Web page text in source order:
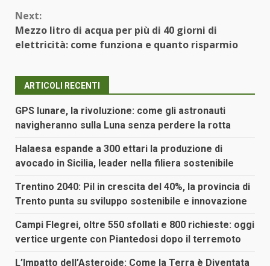
Next:
Mezzo litro di acqua per più di 40 giorni di
elettricità: come funziona e quanto risparmio
ARTICOLI RECENTI
GPS lunare, la rivoluzione: come gli astronauti
navigheranno sulla Luna senza perdere la rotta
Halaesa espande a 300 ettari la produzione di
avocado in Sicilia, leader nella filiera sostenibile
Trentino 2040: Pil in crescita del 40%, la provincia di
Trento punta su sviluppo sostenibile e innovazione
Campi Flegrei, oltre 550 sfollati e 800 richieste: oggi
vertice urgente con Piantedosi dopo il terremoto
L’Impatto dell’Asteroide: Come la Terra è Diventata